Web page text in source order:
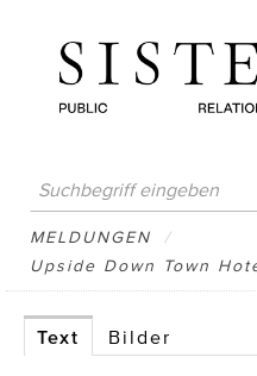
MELDUNGEN
ATELIER FĒ.
MELDUNGEN
/
Upside Down Town
Text Bilder